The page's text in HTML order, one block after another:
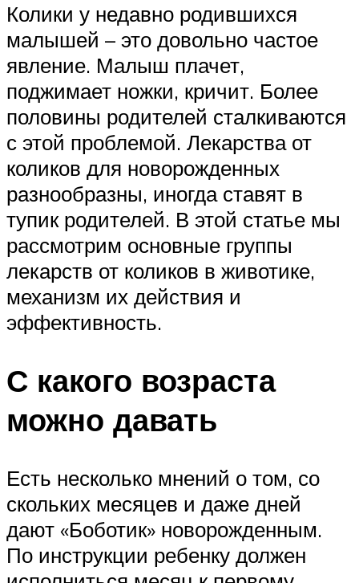
Колики у недавно родившихся
малышей – это довольно частое
явление. Малыш плачет,
поджимает ножки, кричит. Более
половины родителей сталкиваются
с этой проблемой. Лекарства от
коликов для новорожденных
разнообразны, иногда ставят в
тупик родителей. В этой статье мы
рассмотрим основные группы
лекарств от коликов в животике,
механизм их действия и
эффективность.
С какого возраста
можно давать
Есть несколько мнений о том, со
скольких месяцев и даже дней
дают «Боботик» новорожденным.
По инструкции ребенку должен